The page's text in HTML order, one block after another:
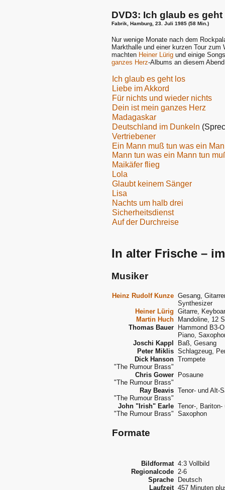
DVD3: Ich glaub es
Fabrik, Hamburg, 23. Juli 1985 (58 Min.)
Nur wenige Monate nach dem
Markthalle und einer kurzen Tour zum
machten Heiner Lürig und einige
ganzes Herz-Albums an diesem
Ich glaub es geht los
Liebe im Akkord
Für nichts und wieder nichts
Dein ist mein ganzes Herz
Madagaskar
Deutschland im Dunkeln
Vertriebener
Ein Mann muß tun was ein
Mann tun was ein Mann tun
Maikäfer flieg
Lola
Glaubt keinem Sänger
Lisa
Nachts um halb drei
Sicherheitsdienst
Auf der Durchreise
In alter Frische –
Musiker
Heinz Rudolf Kunze Gesang,
Synthesizer
Heiner Lürig Gitarre,
Martin Huch Mandoline, 12
Thomas Bauer Hammond B3-
Piano,
Joschi Kappl
Baß, Gesang
Peter Miklis Schlagzeug,
Dick Hanson
"The Rumour Brass"
Trompete
Chris Gower
"The Rumour Brass"
Posaune
Ray Beavis
"The Rumour Brass"
Tenor- und Alt-
John "Irish" Earle
"The Rumour Brass"
Tenor-, Bariton-
Saxophon
Formate
Bildformat 4:3 Vollbild
Regionalcode 2-6
Sprache Deutsch
Laufzeit 457 Minuten